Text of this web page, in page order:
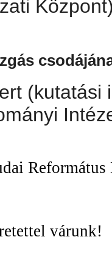
(kutatási
várunk!